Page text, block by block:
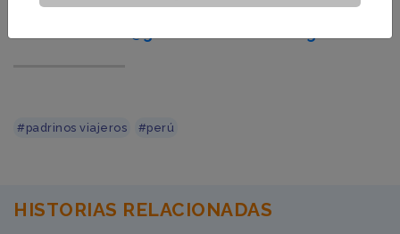
experiencia, envíanos un mail a
#padrinos viajeros #perú
HISTORIAS RELACIONADAS